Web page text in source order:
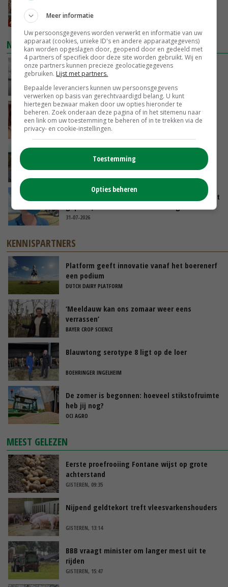
VANDAAG, 10:39
NIEUWSTE VIDEO'S
Koeien van enige drijvende boerderij ter
wereld zijn te koop
VANDAAG, 12:00
Danique in Canada: ‘Superveel schik gehad
tijdens stage’
04-08-2026
Oekraïne-vlogger Kees Huizinga: ‘Tarwe wordt
geperst, koeien hebben stro nodig’
31-07-2026
KENNISPARTNERS
Platform geeft innovatie vanaf het boerenerf
een podium
DUTCH DAIRY PLATFORM
‘Meeldauw kan ons zomaar weer eens
verrassen’
BAYER CROP SCIENCE
Blauwtong serotype 8 ligt op de loer
BOEHRINGER INGELHEIM
De zomer is begonnen: hoeveel stikstofruimte
heb jij nog?
OCI AGRO
MEEST GELEZEN
Eerste proefrooiing Fontane wijst op grote
achterstand
GISTEREN, 09:35
Nijpend geldtekort treft vleesvarkenshouders
GISTEREN, 13:14
BBB vraagt minister om langer mest uit te
rijden
GISTEREN, 15:47
Meer informatie
Uw persoonsgegevens worden verwerkt en informatie van uw
apparaat (cookies, unieke ID's en andere apparaatgegevens)
kan worden opgeslagen door, geopend door en gedeeld met
4 partners of specifiek door deze site worden gebruikt. Wij en
onze partners kunnen precieze geolocatiegegevens
gebruiken. Lijst met partners.
Bepaalde leveranciers kunnen uw persoonsgegevens
verwerken op basis van gerechtvaardigd belang. U kunt
hiertegen bezwaar maken door uw opties hieronder te
beheren. Zoek onderaan deze pagina of in het sitemenu naar
een link om uw toestemming te beheren of in te trekken via de
privacy- en cookie-instellingen.
Toestemming
Opties beheren